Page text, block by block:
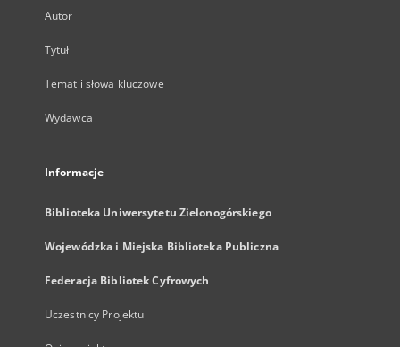
Autor
Tytuł
Temat i słowa kluczowe
Wydawca
Informacje
Biblioteka Uniwersytetu Zielonogórskiego
Wojewódzka i Miejska Biblioteka Publiczna
Federacja Bibliotek Cyfrowych
Uczestnicy Projektu